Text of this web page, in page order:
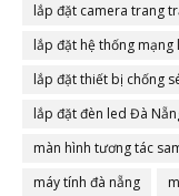
lắp đặt camera trang
lắp đặt hệ thống mạng
lắp đặt thiết bị chống
lắp đặt đèn led Đà
màn hình tương tác
máy tính đà nẵng